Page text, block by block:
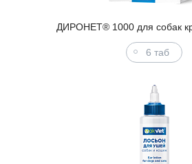
ДИРОНЕТ® 1000 для собак
6 таб